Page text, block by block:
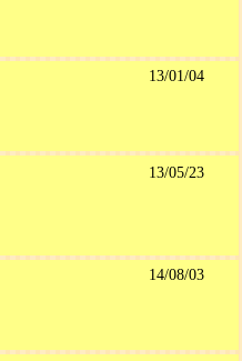
13/01/04
13/05/23
14/08/03